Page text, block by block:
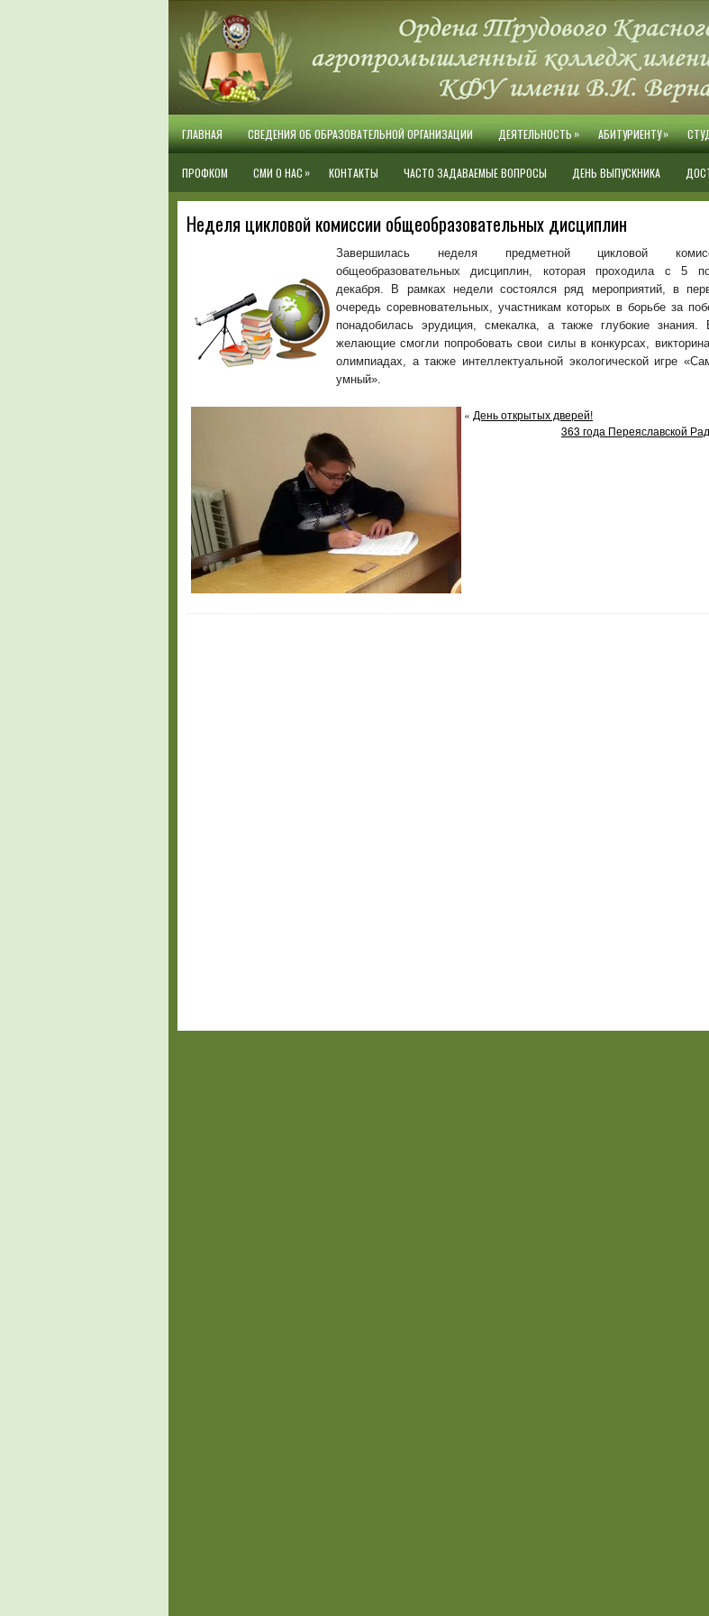
ГЛАВНАЯ СВЕДЕНИЯ ОБ ОБРАЗОВАТЕЛЬНОЙ ОРГАНИЗАЦИИ ДЕЯТЕЛЬНОСТЬ» АБИТУРИЕНТУ»
ПРОФКОМ СМИ О НАС » КОНТАКТЫ ЧАСТО ЗАДАВАЕМЫЕ ВОПРОСЫ ДЕНЬ ВЫПУСКНИКА
Неделя цикловой комиссии общеобразовательных дисциплин
Завершилась неделя предметной цикловой
общеобразовательных дисциплин, которая проходила с 5
декабря. В рамках недели состоялся ряд мероприятий, в
очередь соревновательных, участникам которых в борьбе за
понадобилась эрудиция, смекалка, а также глубокие знания.
желающие смогли попробовать свои силы в конкурсах,
олимпиадах, а также интеллектуальной экологической игре
умный».
« День открытых дверей!
363 года Переяславской